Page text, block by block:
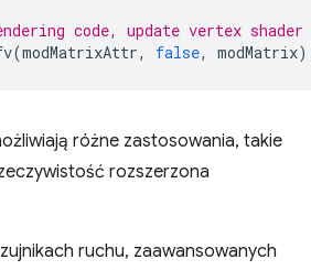
code, update vertex
(modMatrixAttr, false, modMatrix
różne zastosowania, takie
rozszerzona
ruchu, zaawansowanych